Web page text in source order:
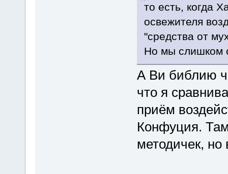
то есть, когда
освежителя
"средства от
Но мы слишком
А Ви библию
что я
приём
Конфуция.
методичек, но